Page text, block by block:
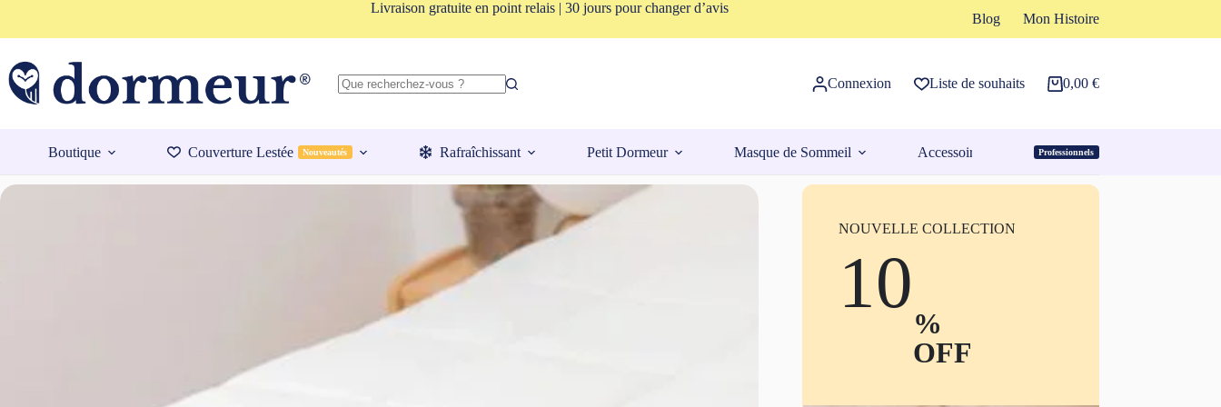
contenu
Livraison gratuite en point relais | 30 jours pour changer d’avis
Blog Mon Histoire
Connexion Liste de souhaits
Panier
0,00 €
Boutique Couverture Lestée Nouveautés Rafraîchissant Petit Dormeur Masque de Sommeil Accessoires Espace Pro
Professionnels
NOUVELLE COLLECTION
10
%
OFF